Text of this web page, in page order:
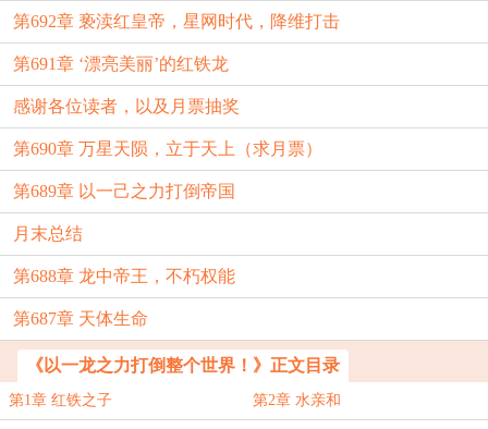
吗？！（求月票）
第692章 亵渎红皇帝，星网时代，降维打击
第691章 ‘漂亮美丽’的红铁龙
感谢各位读者，以及月票抽奖
第690章 万星天陨，立于天上（求月票）
第689章 以一己之力打倒帝国
月末总结
第688章 龙中帝王，不朽权能
第687章 天体生命
《以一龙之力打倒整个世界！》正文目录
第1章 红铁之子 第2章 水亲和